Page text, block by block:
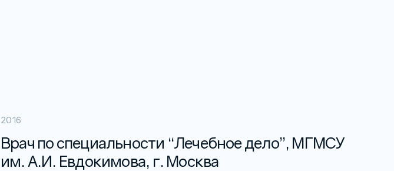
2016
Врач по специальности “Лечебное дело”, МГМСУ
им. А.И. Евдокимова, г. Москва